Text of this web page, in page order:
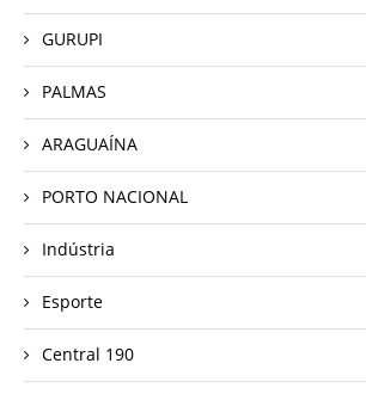
GURUPI
PALMAS
ARAGUAÍNA
PORTO NACIONAL
Indústria
Esporte
Central 190